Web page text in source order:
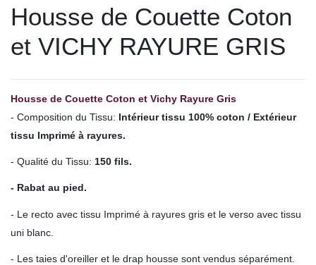
Housse de Couette Coton
et VICHY RAYURE GRIS
Housse de Couette Coton et Vichy Rayure Gris
- Composition du Tissu: Intérieur tissu 100% coton / Extérieur
tissu Imprimé à rayures.
- Qualité du Tissu: 150 fils.
- Rabat au pied.
- Le recto avec tissu Imprimé à rayures gris et le verso avec tissu
uni blanc.
- Les taies d'oreiller et le drap housse sont vendus séparément.